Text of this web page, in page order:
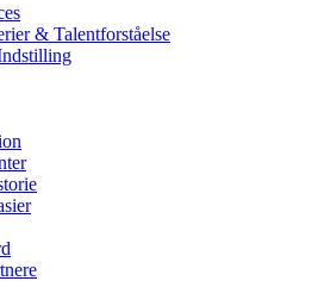
& Talentforståelse